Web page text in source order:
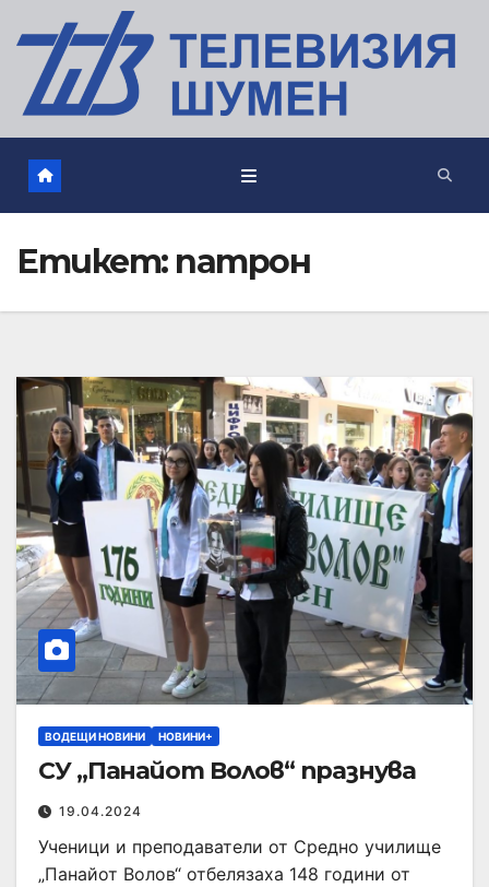
Етикет: патрон
ВОДЕЩИ НОВИНИ НОВИНИ+
СУ „Панайот Волов“ празнува
19.04.2024
Ученици и преподаватели от Средно училище
„Панайот Волов“ отбелязаха 148 години от